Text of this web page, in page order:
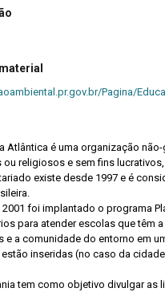
Pagina/
Atlântica é uma organização
religiosos e sem fins lucrativos,
existe desde 1997 e é
foi implantado o programa
para atender escolas que têm
e a comunidade do entorno em
inseridas (no caso da
tem como objetivo divulgar as